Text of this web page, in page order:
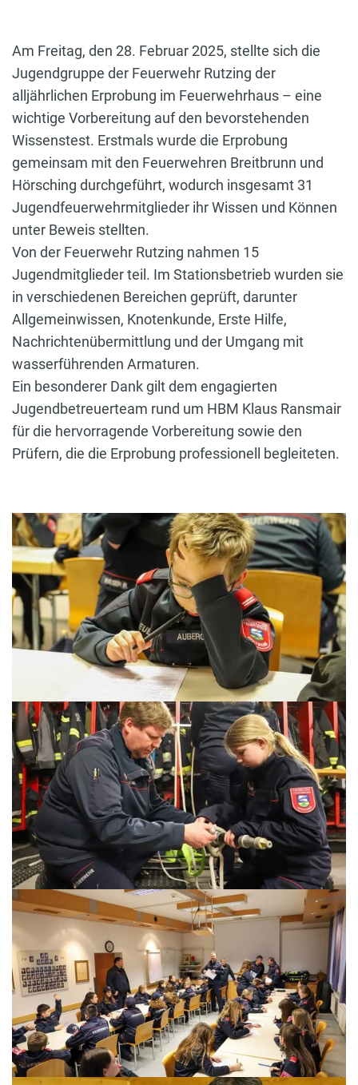
Am Freitag, den 28. Februar 2025, stellte sich die
Jugendgruppe der Feuerwehr Rutzing der
alljährlichen Erprobung im Feuerwehrhaus – eine
wichtige Vorbereitung auf den bevorstehenden
Wissenstest. Erstmals wurde die Erprobung
gemeinsam mit den Feuerwehren Breitbrunn und
Hörsching durchgeführt, wodurch insgesamt 31
Jugendfeuerwehrmitglieder ihr Wissen und Können
unter Beweis stellten.
Von der Feuerwehr Rutzing nahmen 15
Jugendmitglieder teil. Im Stationsbetrieb wurden sie
in verschiedenen Bereichen geprüft, darunter
Allgemeinwissen, Knotenkunde, Erste Hilfe,
Nachrichtenübermittlung und der Umgang mit
wasserführenden Armaturen.
Ein besonderer Dank gilt dem engagierten
Jugendbetreuerteam rund um HBM Klaus Ransmair
für die hervorragende Vorbereitung sowie den
Prüfern, die die Erprobung professionell begleiteten.